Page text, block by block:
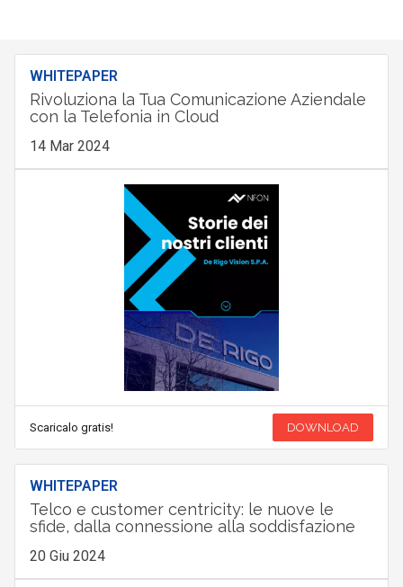
WHITEPAPER
Rivoluziona la Tua Comunicazione Aziendale
con la Telefonia in Cloud
14 Mar 2024
Scaricalo gratis! DOWNLOAD
WHITEPAPER
Telco e customer centricity: le nuove le
sfide, dalla connessione alla soddisfazione
20 Giu 2024